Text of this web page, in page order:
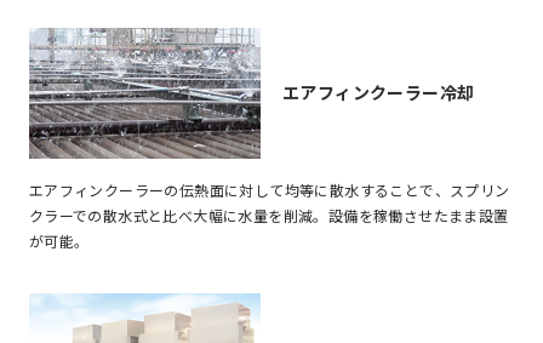
エアフィンクーラー冷却
エアフィンクーラーの伝熱面に対して均等に散水することで、スプリン
クラーでの散水式と比べ大幅に水量を削減。設備を稼働させたまま設置
が可能。